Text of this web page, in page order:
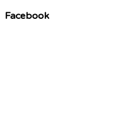
Facebook